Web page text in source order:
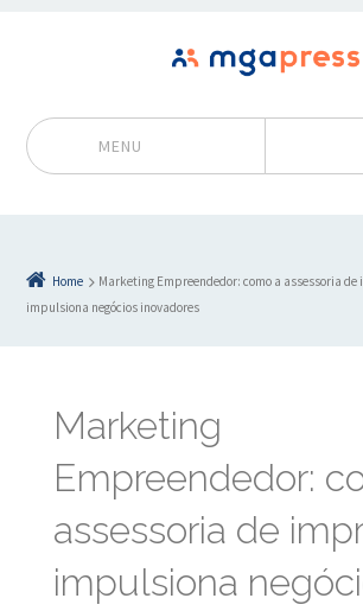
MENU
Home
Marketing Empreendedor: como a assessoria de
impulsiona negócios inovadores
Marketing
Empreendedor:
assessoria de
impulsiona